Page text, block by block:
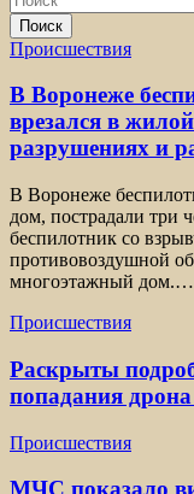
Поиск
Происшествия
В Воронеже
врезался в
разрушениях и
В Воронеже
дом, пострадали три
беспилотник со
противовоздушной
многоэтажный дом.…
Происшествия
Раскрыты
попадания
Происшествия
МЧС показало